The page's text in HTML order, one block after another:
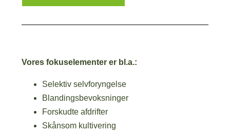
Vores fokuselementer er bl.a.:
Selektiv selvforyngelse
Blandingsbevoksninger
Forskudte afdrifter
Skånsom kultivering